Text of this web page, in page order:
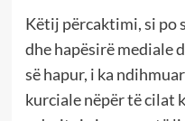
Këtij përcaktimi, si po
dhe hapësirë mediale
së hapur, i ka
kurciale nëpër të cilat